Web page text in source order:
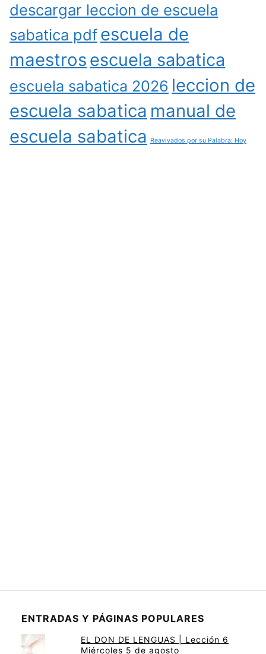
descargar leccion de escuela
sabatica pdfescuela de
maestros escuela sabatica
escuela sabatica 2026 leccion de
escuela sabatica manual de
escuela sabatica
Reavivados por su Palabra: Hoy
ENTRADAS Y PÁGINAS POPULARES
EL DON DE LENGUAS | Lección 6
Miércoles 5 de agosto